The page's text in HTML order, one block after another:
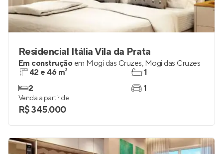
Residencial Itália Vila da Prata
Em construção em Mogi das Cruzes, Mogi das Cruzes
42 e 46 m²
2
1
1
Venda a partir de
R$ 345.000